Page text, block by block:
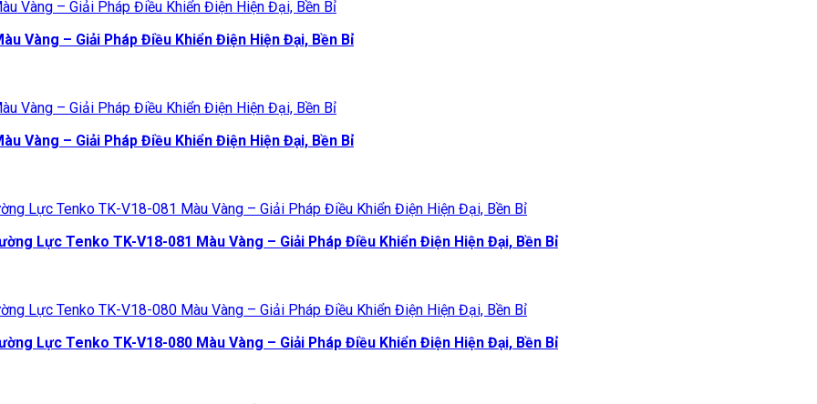
Vàng – Giải Pháp Điều Khiển Điện Hiện Đại, Bền Bỉ
Vàng – Giải Pháp Điều Khiển Điện Hiện Đại, Bền Bỉ
Lực Tenko TK-V18-081 Màu Vàng – Giải Pháp Điều Khiển Điện Hiện Đại, Bền Bỉ
Lực Tenko TK-V18-080 Màu Vàng – Giải Pháp Điều Khiển Điện Hiện Đại, Bền Bỉ